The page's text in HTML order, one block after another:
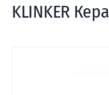
KLINKER